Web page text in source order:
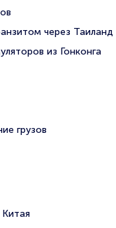
через Таиланд
из Гонконга
грузов
Китая